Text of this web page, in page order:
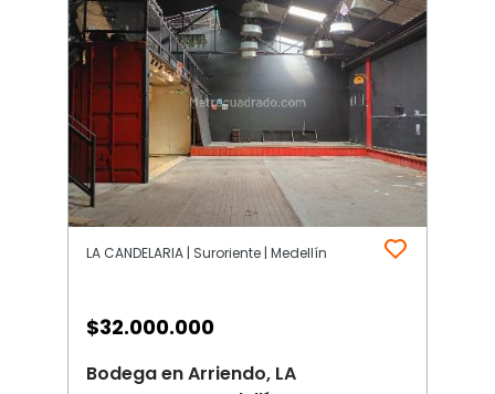
LA CANDELARIA | Suroriente | Medellín
$32.000.000
Bodega en Arriendo, LA